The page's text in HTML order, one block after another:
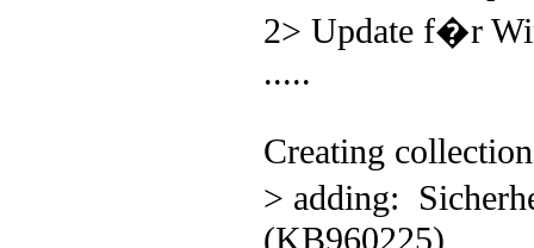
2> Update f�r
.....
Creating
> adding:
(KB960225)